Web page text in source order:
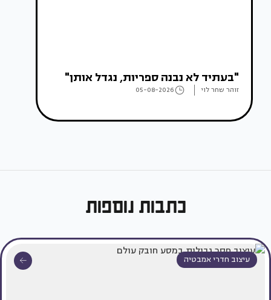
"בעתיד לא נבנה ספריות, נגדל אותן"
זוהר שחר לוי 05-08-2026
כתבות נוספות
עיצוב חדרי אמבטיה